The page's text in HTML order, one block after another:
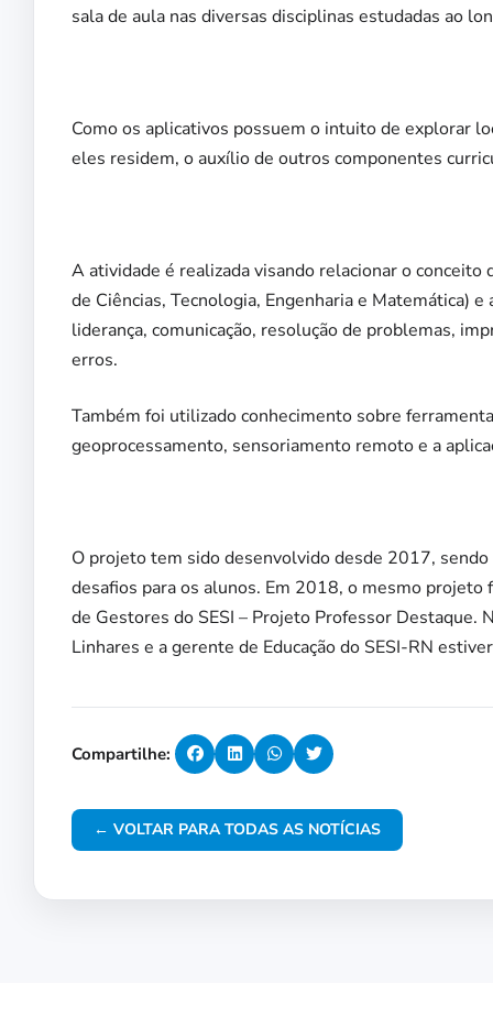
sala de aula nas diversas disciplinas estudadas ao
Como os aplicativos possuem o intuito de explorar
eles residem, o auxílio de outros componentes
A atividade é realizada visando relacionar o
de Ciências, Tecnologia, Engenharia e Matemática)
liderança, comunicação, resolução de problemas,
erros.
Também foi utilizado conhecimento sobre
geoprocessamento, sensoriamento remoto e a
O projeto tem sido desenvolvido desde 2017, sendo
desafios para os alunos. Em 2018, o mesmo
de Gestores do SESI – Projeto Professor Destaque.
Linhares e a gerente de Educação do SESI-RN
Compartilhe:
← VOLTAR PARA TODAS AS NOTÍCIAS